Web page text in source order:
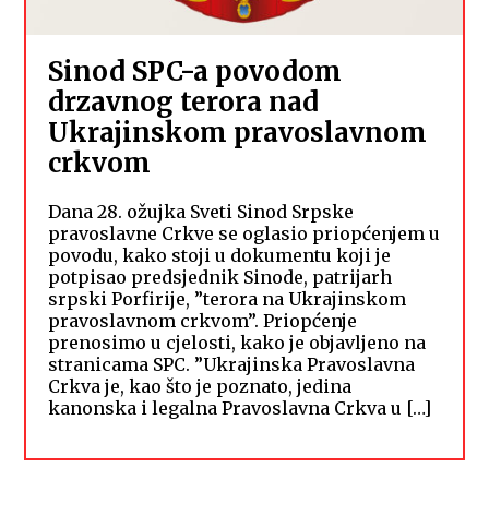
Sinod SPC-a povodom
drzavnog terora nad
Ukrajinskom pravoslavnom
crkvom
Dana 28. ožujka Sveti Sinod Srpske
pravoslavne Crkve se oglasio priopćenjem u
povodu, kako stoji u dokumentu koji je
potpisao predsjednik Sinode, patrijarh
srpski Porfirije, ”terora na Ukrajinskom
pravoslavnom crkvom”. Priopćenje
prenosimo u cjelosti, kako je objavljeno na
stranicama SPC. ”Ukrajinska Pravoslavna
Crkva je, kao što je poznato, jedina
kanonska i legalna Pravoslavna Crkva u […]